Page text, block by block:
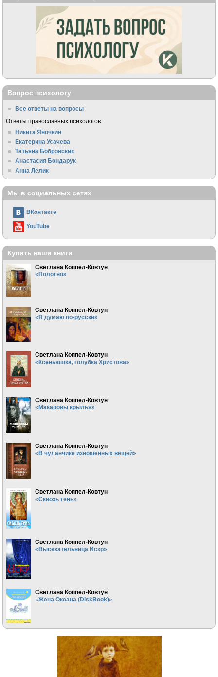
Вопрос психологу
Все ответы на вопросы
Ответы православных психологов:
Никита Яночкин
Екатерина Усачева
Татьяна Бобровских
Анастасия Бондарук
Анна Лелик
Мы в социальных сетях
ВКонтакте
YouTube
Купить наши книги
Светлана Коппел-Ковтун
«Полотно»
Светлана Коппел-Ковтун
«Я думаю по-русски»
Светлана Коппел-Ковтун
«Ксеньюшка, голубка Христова»
Светлана Коппел-Ковтун
«Макаровы крылья»
Светлана Коппел-Ковтун
«В чуланчике изношенных вещей»
Светлана Коппел-Ковтун
«Сквозь тень»
Светлана Коппел-Ковтун
«Высекательница Искр»
Светлана Коппел-Ковтун
«Жена Океана (DiskBook)»